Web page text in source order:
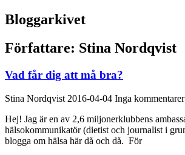
Bloggarkivet
Författare: Stina Nordqvist
Vad får dig att må bra?
Stina Nordqvist 2016-04-04 Inga kommentarer
Hej! Jag är en av 2,6 miljonerklubbens
hälsokommunikatör (dietist och journalist i
blogga om hälsa här då och då. För